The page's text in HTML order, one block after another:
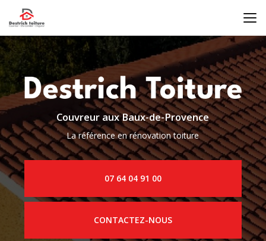
contenu
principal
Couvreur aux Baux-de-Provence
La référence en rénovation toiture
07 64 04 91 00
CONTACTEZ-NOUS